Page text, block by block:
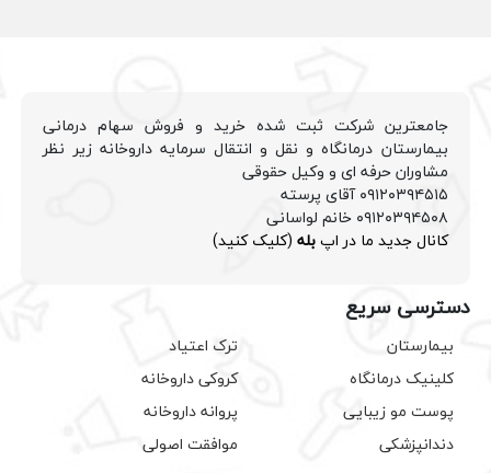
جامعترین شرکت ثبت شده خرید و فروش سهام درمانی
بیمارستان درمانگاه و نقل و انتقال سرمایه داروخانه زیر نظر
مشاوران حرفه ای و وکیل حقوقی
۰۹۱۲۰۳۹۴۵۱۵ آقای پرسته
۰۹۱۲۰۳۹۴۵۰۸ خانم لواسانی
کانال جدید ما در اپبله (کلیک کنید)
دسترسی سریع
بیمارستان
کلینیک درمانگاه
پوست مو زیبایی
دندانپزشکی
ترک اعتیاد
کروکی داروخانه
پروانه داروخانه
موافقت اصولی